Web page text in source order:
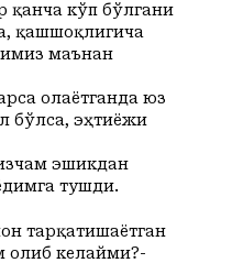
қанча кўп бўлгани
қашшоқлигича
маънан
олаётганда юз
бўлса, эҳтиёжи
эшикдан
тушди.
тарқатишаётган
олиб келайми?-